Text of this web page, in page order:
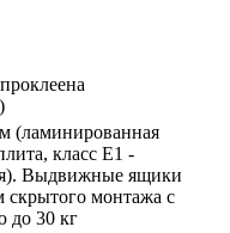
класс E1 -
Выдвижные ящики
монтажа с
до 30 кг